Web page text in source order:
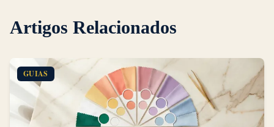
Artigos Relacionados
GUIAS